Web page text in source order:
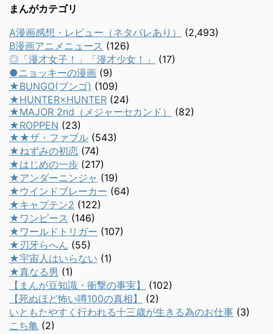
まんがカテゴリ
A漫画感想・レビュー（ネタバレあり）
(2,493)
B漫画アニメニュース (126)
◎「漫才女子！」「漫才少女！」
(17)
●ニョッキーの漫画 (9)
★BUNGO(ブンゴ) (109)
★HUNTER×HUNTER (24)
★MAJOR 2nd（メジャーセカンド）
(82)
★ROPPEN (23)
★★ザ・ファブル (543)
★ねずみの初恋 (74)
★はじめの一歩 (217)
★アンダーニンジャ (19)
★ウインドブレーカー (64)
★キャプテン2 (122)
★ワンピース (146)
★ワールドトリガー (107)
★刃牙らへん (55)
★宇宙人はいらない (1)
★真なる男 (1)
【まんが豆知識・衝撃の事実】
(102)
【死ぬほど怖い噂100の真相】
(2)
いともたやすく行われる十三歳が生きる為のお仕事 (3)
こち亀 (2)